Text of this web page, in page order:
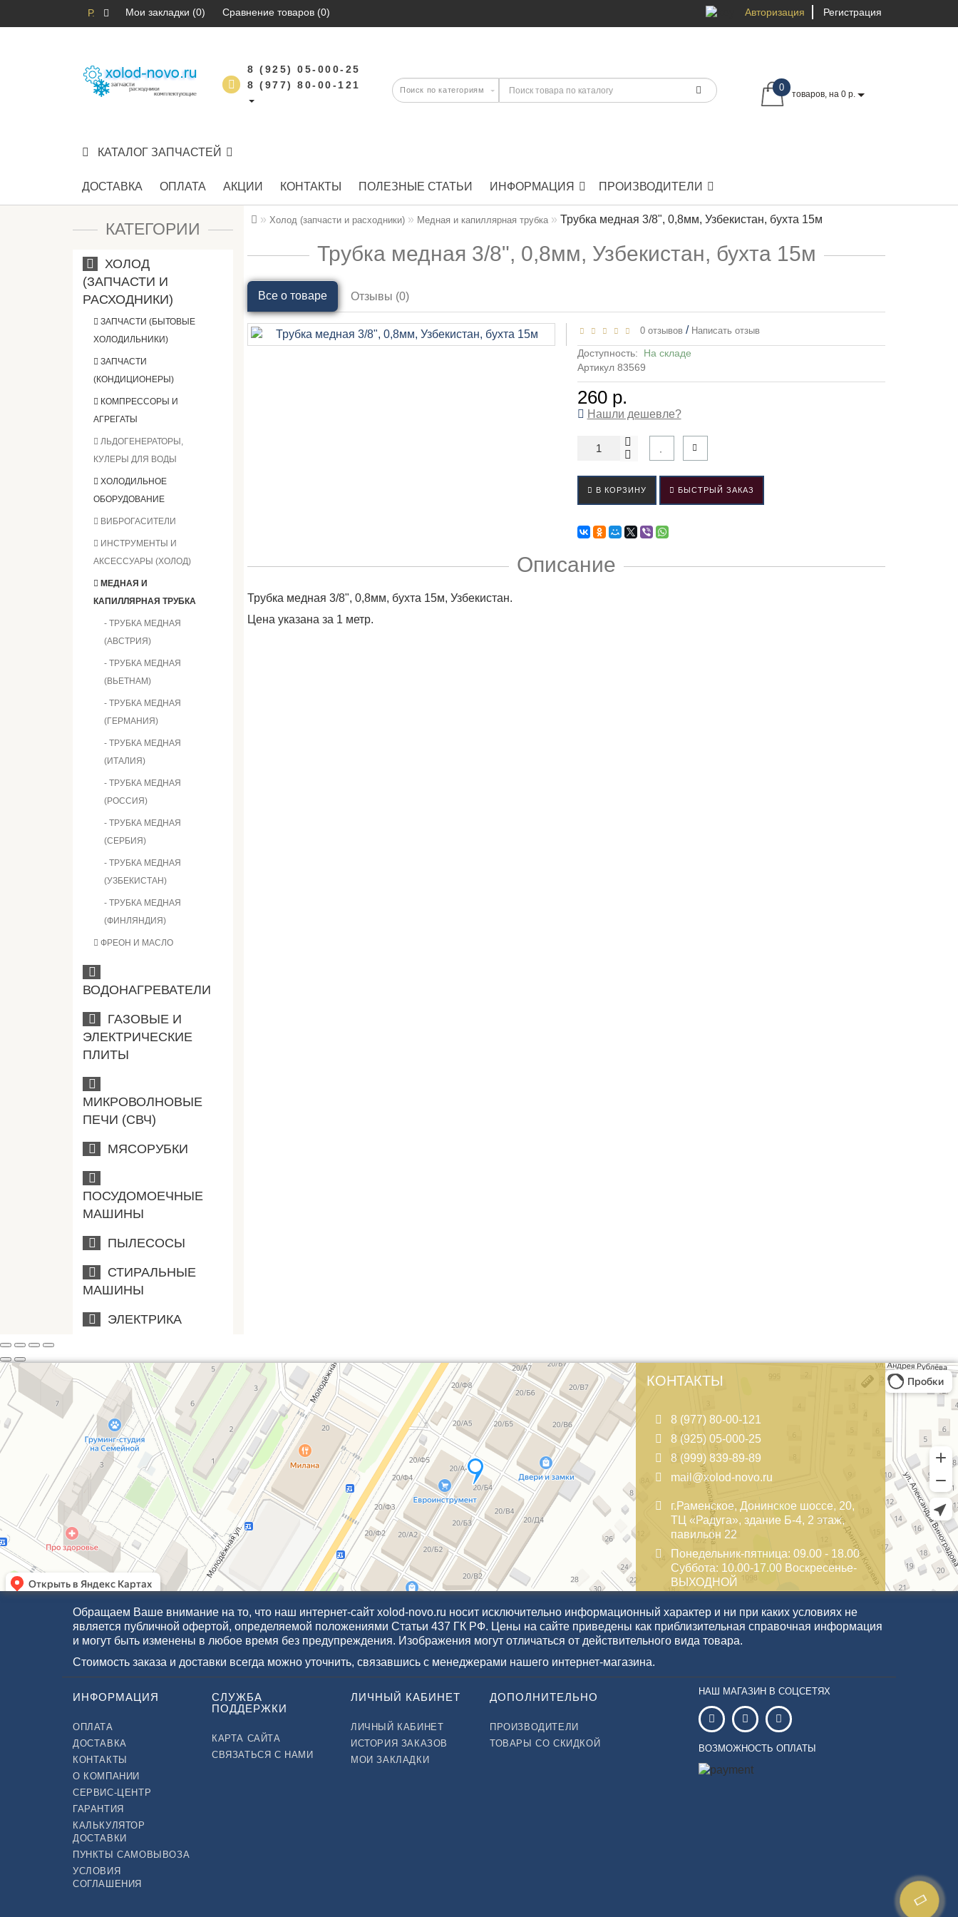
Р. Мои закладки (0) Сравнение товаров (0) Авторизация Регистрация
8 (925) 05-000-25
8 (977) 80-00-121
0
товаров, на 0 р.
КАТАЛОГ ЗАПЧАСТЕЙ
ДОСТАВКА ОПЛАТА АКЦИИ КОНТАКТЫ ПОЛЕЗНЫЕ СТАТЬИ ИНФОРМАЦИЯ ПРОИЗВОДИТЕЛИ
КАТЕГОРИИ
ХОЛОД
(ЗАПЧАСТИ И
РАСХОДНИКИ)
ЗАПЧАСТИ (БЫТОВЫЕ
ХОЛОДИЛЬНИКИ)
ЗАПЧАСТИ
(КОНДИЦИОНЕРЫ)
КОМПРЕССОРЫ И
АГРЕГАТЫ
ЛЬДОГЕНЕРАТОРЫ,
КУЛЕРЫ ДЛЯ ВОДЫ
ХОЛОДИЛЬНОЕ
ОБОРУДОВАНИЕ
ВИБРОГАСИТЕЛИ
ИНСТРУМЕНТЫ И
АКСЕССУАРЫ (ХОЛОД)
МЕДНАЯ И
КАПИЛЛЯРНАЯ ТРУБКА
- ТРУБКА МЕДНАЯ
(АВСТРИЯ)
- ТРУБКА МЕДНАЯ
(ВЬЕТНАМ)
- ТРУБКА МЕДНАЯ
(ГЕРМАНИЯ)
- ТРУБКА МЕДНАЯ
(ИТАЛИЯ)
- ТРУБКА МЕДНАЯ
(РОССИЯ)
- ТРУБКА МЕДНАЯ
(СЕРБИЯ)
- ТРУБКА МЕДНАЯ
(УЗБЕКИСТАН)
- ТРУБКА МЕДНАЯ
(ФИНЛЯНДИЯ)
ФРЕОН И МАСЛО
ВОДОНАГРЕВАТЕЛИ
ГАЗОВЫЕ И
ЭЛЕКТРИЧЕСКИЕ
ПЛИТЫ
МИКРОВОЛНОВЫЕ
ПЕЧИ (СВЧ)
МЯСОРУБКИ
ПОСУДОМОЕЧНЫЕ
МАШИНЫ
ПЫЛЕСОСЫ
СТИРАЛЬНЫЕ
МАШИНЫ
ЭЛЕКТРИКА
Холод (запчасти и расходники) Медная и капиллярная трубка Трубка медная 3/8", 0,8мм, Узбекистан, бухта 15м
Трубка медная 3/8", 0,8мм, Узбекистан, бухта 15м
Все о товаре Отзывы (0)
0 отзывов / Написать отзыв
Доступность: На складе
Артикул 83569
260 р.
Нашли дешевле?
В КОРЗИНУ БЫСТРЫЙ ЗАКАЗ
Описание
Трубка медная 3/8", 0,8мм, бухта 15м, Узбекистан.
Цена указана за 1 метр.
КОНТАКТЫ
8 (977) 80-00-121
8 (925) 05-000-25
8 (999) 839-89-89
mail@xolod-novo.ru
г.Раменское, Донинское шоссе, 20,
ТЦ «Радуга», здание Б-4, 2 этаж,
павильон 22
Понедельник-пятница: 09.00 - 18.00
Суббота: 10.00-17.00 Воскресенье-
ВЫХОДНОЙ
Обращаем Ваше внимание на то, что наш интернет-сайт xolod-novo.ru носит исключительно информационный характер и ни при каких условиях не
является публичной офертой, определяемой положениями Статьи 437 ГК РФ. Цены на сайте приведены как приблизительная справочная информация
и могут быть изменены в любое время без предупреждения. Изображения могут отличаться от действительного вида товара.
Стоимость заказа и доставки всегда можно уточнить, связавшись с менеджерами нашего интернет-магазина.
ИНФОРМАЦИЯ
ОПЛАТА
ДОСТАВКА
КОНТАКТЫ
О КОМПАНИИ
СЕРВИС-ЦЕНТР
ГАРАНТИЯ
КАЛЬКУЛЯТОР
ДОСТАВКИ
ПУНКТЫ САМОВЫВОЗА
УСЛОВИЯ
СОГЛАШЕНИЯ
СЛУЖБА
ПОДДЕРЖКИ
КАРТА САЙТА
СВЯЗАТЬСЯ С НАМИ
ЛИЧНЫЙ КАБИНЕТ
ЛИЧНЫЙ КАБИНЕТ
ИСТОРИЯ ЗАКАЗОВ
МОИ ЗАКЛАДКИ
ДОПОЛНИТЕЛЬНО
ПРОИЗВОДИТЕЛИ
ТОВАРЫ СО СКИДКОЙ
НАШ МАГАЗИН В СОЦСЕТЯХ
ВОЗМОЖНОСТЬ ОПЛАТЫ